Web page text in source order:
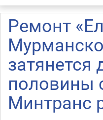
Ремонт
затянется
половины
Минтранс